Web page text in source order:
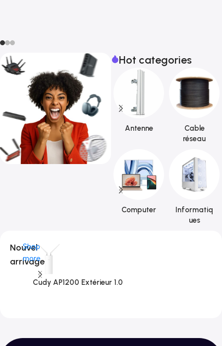
Hot categories
Antenne
Cable
réseau
Computer
Informatiq
ues
Nouvel
arrivage
Shop
more
Cudy AP1200 Extérieur 1.0